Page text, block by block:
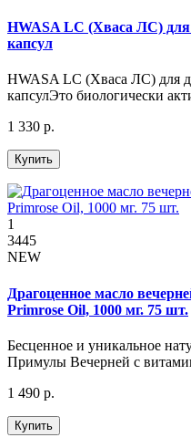
HWASA LC (Хваса ЛС) для
капсул
HWASA LC (Хваса ЛС) для
капсулЭто биологически
1 330 р.
Купить
1
3445
NEW
Драгоценное масло
Primrose Oil, 1000 мг. 75 шт.
Бесценное и уникальное
Примулы Вечерней с
1 490 р.
Купить